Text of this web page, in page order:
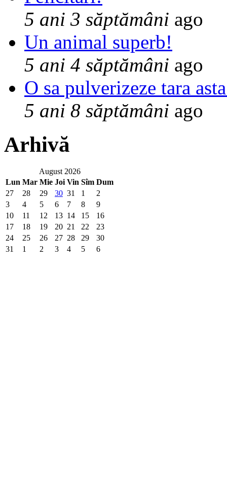
5 ani 3 săptămâni ago
Un animal superb!
5 ani 4 săptămâni ago
O sa pulverizeze tara
5 ani 8 săptămâni ago
Arhivă
August 2026
Lun Mar Mie Joi Vin Sîm Dum
27
28 29 30 31 1
2
3
4 5 6 7 8
9
10
11 12 13 14 15
16
17
18 19 20 21 22
23
24
25 26 27 28 29
30
31
1 2 3 4 5 6